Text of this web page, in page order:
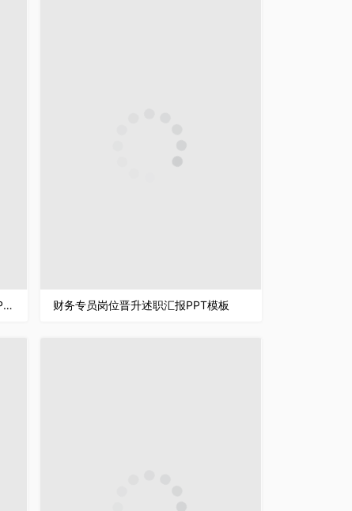
白色简约商务背景金融财务述职汇报PPT模板 财务专员岗位晋升述职汇报PPT模板